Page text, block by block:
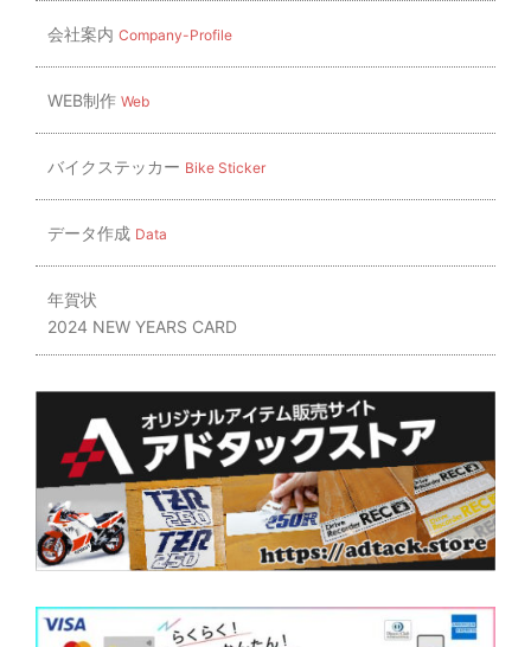
会社案内 Company-Profile
WEB制作 Web
バイクステッカー Bike Sticker
データ作成 Data
年賀状
2024 NEW YEARS CARD